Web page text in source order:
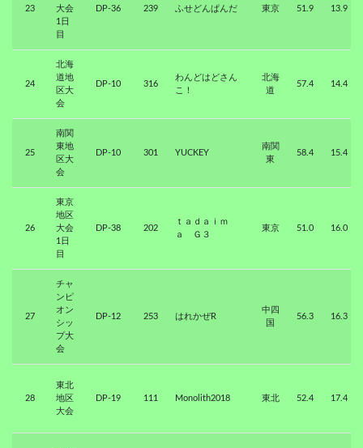
23
大会
1日
目
DP-36 239 ふせどんぱんだ 東京 51.9 13.9
24
北海
道地
区大
会
DP-10 316
わんどはどさん
こ！
北海
道
57.4 14.4
25
南関
東地
区大
会
DP-10 301 YUCKEY
南関
東
58.4 15.4
26
東京
地区
大会
1日
目
DP-38 202
ｔａｄａｉｍ
ａ Ｇ３
東京 51.0 16.0
27
チャ
ンピ
オン
シッ
プ大
会
DP-12 253 はれかぜR
中四
国
56.3 16.3
28
東北
地区
大会
DP-19 111 Monolith2018 東北 52.4 17.4